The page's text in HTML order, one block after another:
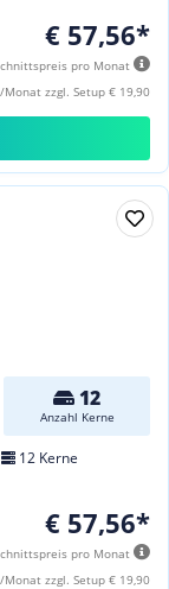
€ 57,56*
pro Monat
Monat zzgl. Setup € 19,90
12
Anzahl Kerne
12 Kerne
€ 57,56*
pro Monat
Monat zzgl. Setup € 19,90